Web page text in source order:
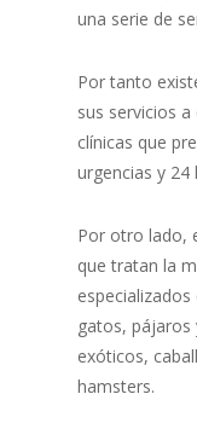
una serie de
Por tanto
sus servicios
clínicas que
urgencias y 24
Por otro lado,
que tratan la
gatos, pájaros
exóticos,
hamsters.